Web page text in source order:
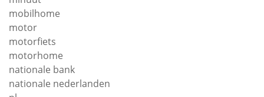
mobilhome
motor
motorfiets
motorhome
nationale bank
nationale nederlanden